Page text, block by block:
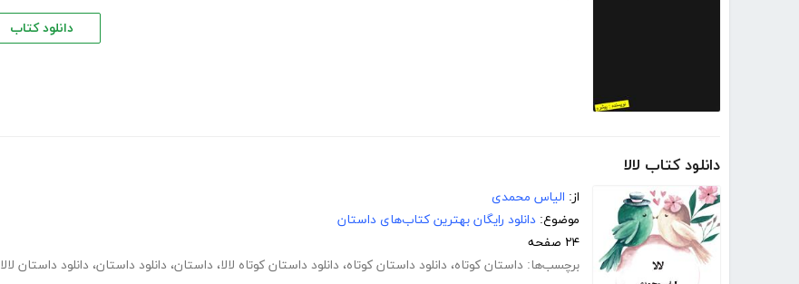
دانلود کتاب
دانلود کتاب لالا
از: الیاس محمدی
موضوع: دانلود رایگان بهترین کتاب‌های داستان
۲۴ صفحه
برچسب‌ها: داستان کوتاه، دانلود داستان کوتاه، دانلود داستان کوتاه لالا، داستان، دانلود داستان، دانلود داستان لالا